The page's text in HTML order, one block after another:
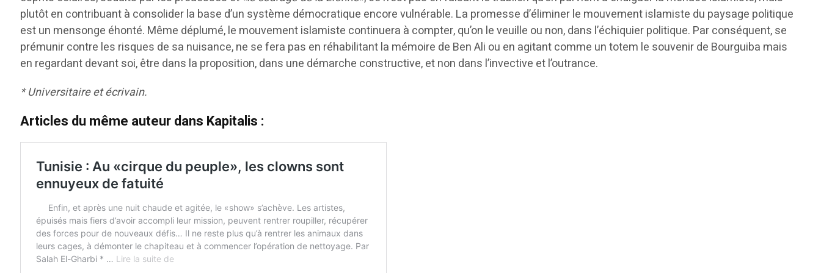
plutôt en contribuant à consolider la base d’un système démocratique encore vulnérable. La promesse d’éliminer le mouvement islamiste du paysage politique
est un mensonge éhonté. Même déplumé, le mouvement islamiste continuera à compter, qu’on le veuille ou non, dans l’échiquier politique. Par conséquent, se
prémunir contre les risques de sa nuisance, ne se fera pas en réhabilitant la mémoire de Ben Ali ou en agitant comme un totem le souvenir de Bourguiba mais
en regardant devant soi, être dans la proposition, dans une démarche constructive, et non dans l’invective et l’outrance.
* Universitaire et écrivain.
Articles du même auteur dans Kapitalis :